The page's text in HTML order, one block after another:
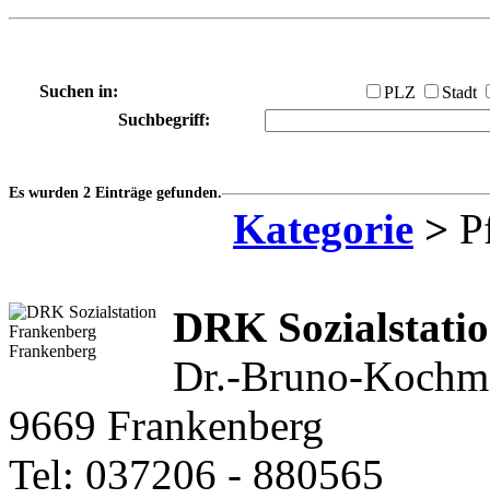
Suchen in: PLZ
Stadt
Suchbegriff:
Es wurden 2 Einträge gefunden.
Kategorie >
DRK
Dr.-Bruno-
9669 Frankenberg
Tel: 037206 - 880565